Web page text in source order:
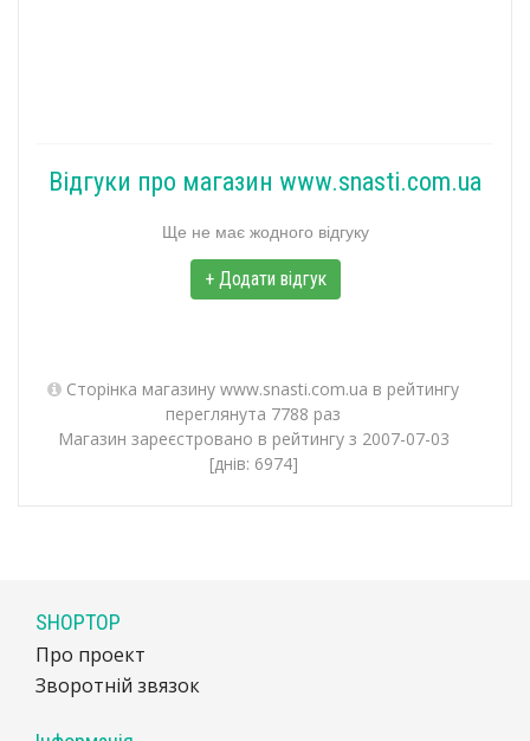
Відгуки про магазин www.snasti.com.ua
Ще не має жодного відгуку
+ Додати відгук
Сторінка магазину www.snasti.com.ua в рейтингу
переглянута 7788 раз
Магазин зареєстровано в рейтингу з 2007-07-03
[днів: 6974]
SHOPTOP
Про проект
Зворотній звязок